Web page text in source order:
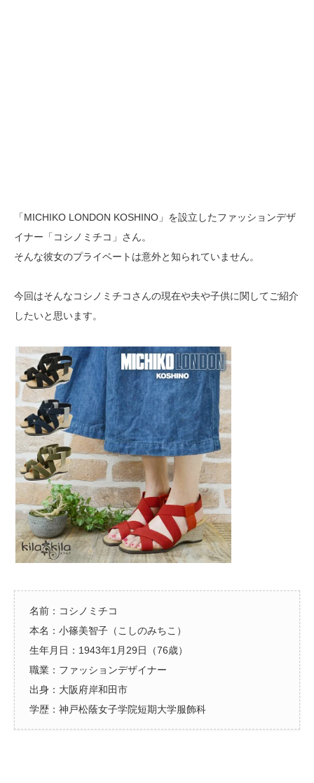
「MICHIKO LONDON KOSHINO」を設立したファッションデザ
イナー「コシノミチコ」さん。
そんな彼女のプライベートは意外と知られていません。
今回はそんなコシノミチコさんの現在や夫や子供に関してご紹介
したいと思います。
名前：コシノミチコ
本名：小篠美智子（こしのみちこ）
生年月日：1943年1月29日（76歳）
職業：ファッションデザイナー
出身：大阪府岸和田市
学歴：神戸松蔭女子学院短期大学服飾科